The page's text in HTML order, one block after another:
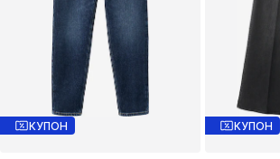
КУПОН КУПОН